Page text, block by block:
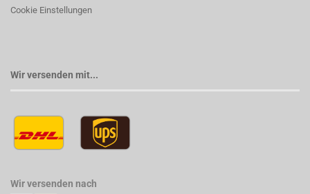
Cookie Einstellungen
Wir versenden mit...
Wir versenden nach